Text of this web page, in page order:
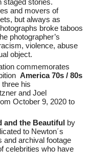
staged stories.
and movers of
but always as
broke taboos
photographer’s
violence, abuse
object.
commemorates
America 70s / 80s
his
and Joel
October 9, 2020 to
and the Beautiful by
to Newton´s
and archival footage
celebrities who have